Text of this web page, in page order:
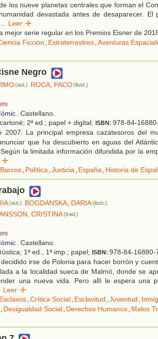
los nueve planetas centrales que forman el
devastada antes de desaparecer. El
Leer
mejor serie regular en los Premios Eisner de
Ficción , Extraterrestres,Aventuras
Negro
(aut.) ROCA, PACO(ilust.)
. Castellano.
2ª ed.; papel + digital; ISBN: 978-84-
2007. La principal empresa cazatesoros del
que ha descubierto en aguas del
la limitada información difundida por la
Barcos, Política,Justicia, España, Historia de
(aut.) BOGDANSKA, DARIA(ilust.)
CRISTINA(trad.)
. Castellano.
1ª ed., 1ª imp.; papel; ISBN: 978-84-16880-
irse de Polonia para hacer borrón y
a la localidad sueca de Malmö, donde se
una nueva vida. Pero allí le espera una
Leer
Esclavos,Crítica Social, Esclavitud ,Juventud ,
, Desigualdad Social, Derechos Humanos, Malos